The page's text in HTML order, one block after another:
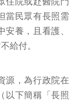
當民眾有長照需
養，且看護、
給付。
源，為行政院在
以下簡稱「長照